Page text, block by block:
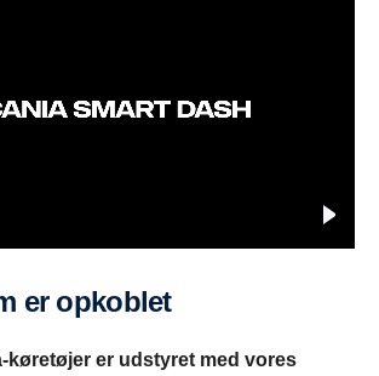
er opkoblet
køretøjer er udstyret med vores